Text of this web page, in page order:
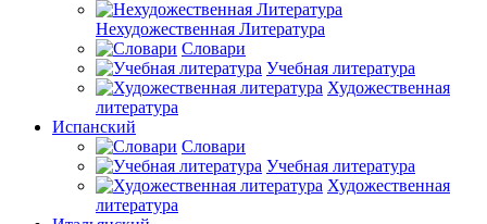
Нехудожественная Литература
Словари
Учебная литература
Художественная
литература
Испанский
Словари
Учебная литература
Художественная
литература